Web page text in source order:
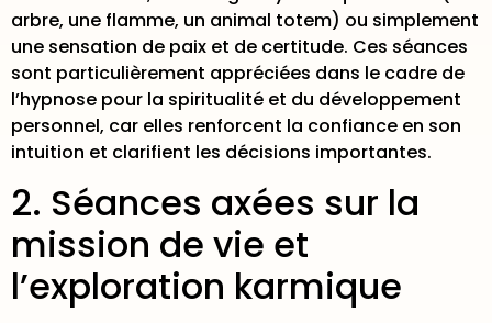
arbre, une flamme, un animal totem) ou simplement
une sensation de paix et de certitude. Ces séances
sont particulièrement appréciées dans le cadre de
l’hypnose pour la spiritualité et du développement
personnel, car elles renforcent la confiance en son
intuition et clarifient les décisions importantes.
2. Séances axées sur la
mission de vie et
l’exploration karmique